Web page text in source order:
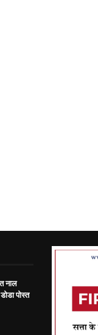
नाल
पोस्त